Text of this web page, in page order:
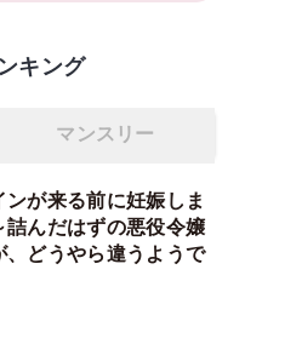
キング
マンスリー
ンが来る前に妊娠しま
詰んだはずの悪役令嬢
、どうやら違うようで